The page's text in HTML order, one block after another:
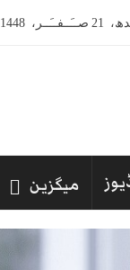
21 صــَــفــَــر، 1448ھ
میگزین